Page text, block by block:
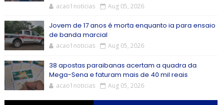
acao1noticias Aug 05, 2026
Jovem de 17 anos é morta enquanto ia para ensaio
de banda marcial
acao1noticias Aug 05, 2026
38 apostas paraibanas acertam a quadra da
Mega-Sena e faturam mais de 40 mil reais
acao1noticias Aug 05, 2026